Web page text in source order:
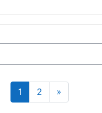
1 Lapa 1
2 Lapa 2
»